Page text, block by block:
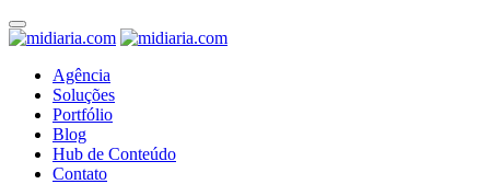
Agência
Soluções
Portfólio
Blog
Hub de Conteúdo
Contato